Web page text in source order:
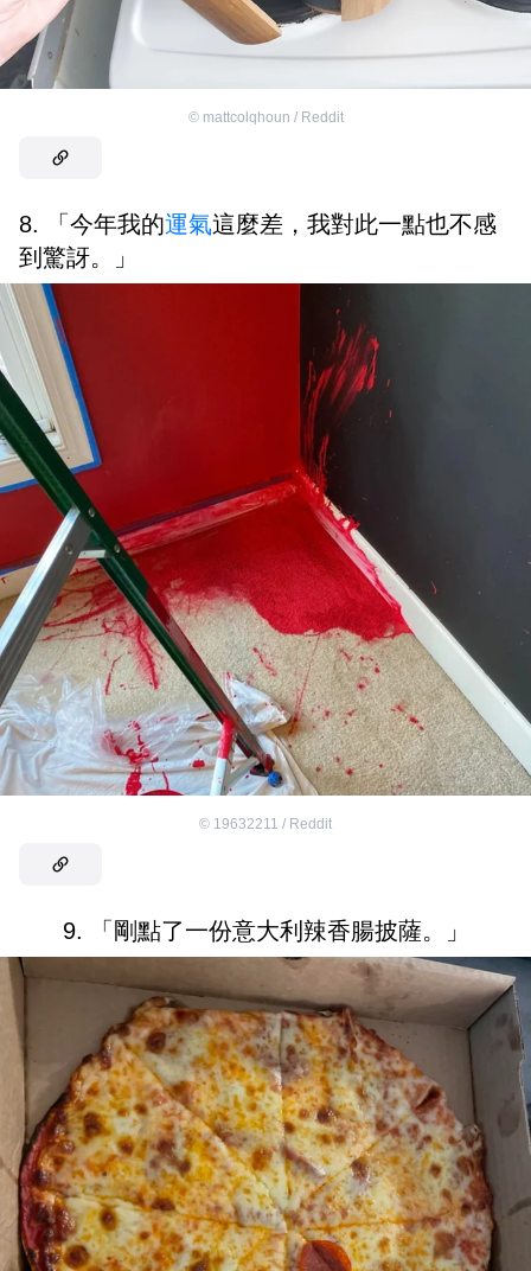
© mattcolqhoun / Reddit
8. 「今年我的運氣這麼差，我對此一點也不感
到驚訝。」
© 19632211 / Reddit
9. 「剛點了一份意大利辣香腸披薩。」